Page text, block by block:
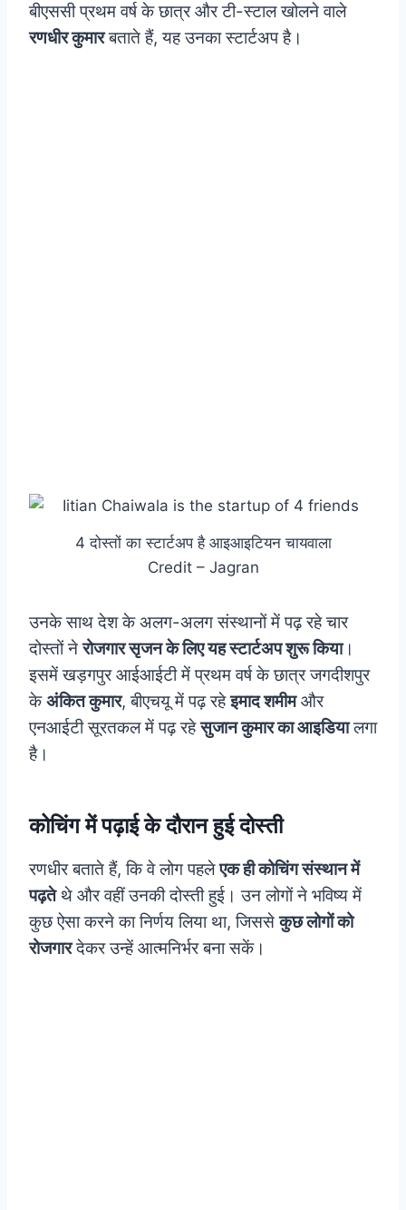
बीएससी प्रथम वर्ष के छात्र और टी-स्टाल खोलने वाले
रणधीर कुमारबताते हैं, यह उनका स्टार्टअप है।
4 दोस्तों का स्‍टार्टअप है आइआइटियन चायवाला
Credit – Jagran
उनके साथ देश के अलग-अलग संस्थानों में पढ़ रहे चार
दोस्तों नेरोजगार सृजन के लिए यह स्टार्टअप शुरू किया।
इसमें खड़गपुर आईआईटी में प्रथम वर्ष के छात्र जगदीशपुर
केअंकित कुमार, बीएचयू में पढ़ रहेइमाद शमीमऔर
एनआईटी सूरतकल में पढ़ रहेसुजान कुमार का आइडियालगा
है।
कोचिंग में पढ़ाई के दौरान हुई दोस्‍ती
रणधीर बताते हैं, कि वे लोग पहलेएक ही कोचिंग संस्थान में
पढ़तेथे और वहीं उनकी दोस्ती हुई। उन लोगों ने भविष्य में
कुछ ऐसा करने का निर्णय लिया था, जिससेकुछ लोगों को
रोजगारदेकर उन्हें आत्मनिर्भर बना सकें।